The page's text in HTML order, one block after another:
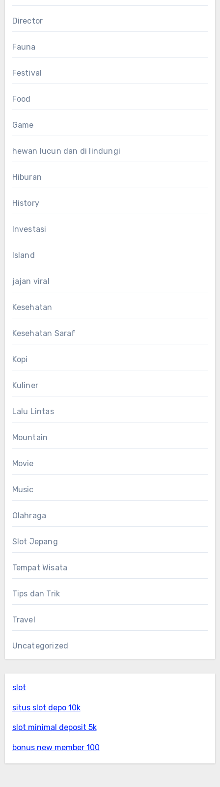
Director
Fauna
Festival
Food
Game
hewan lucun dan di lindungi
Hiburan
History
Investasi
Island
jajan viral
Kesehatan
Kesehatan Saraf
Kopi
Kuliner
Lalu Lintas
Mountain
Movie
Music
Olahraga
Slot Jepang
Tempat Wisata
Tips dan Trik
Travel
Uncategorized
slot
situs slot depo 10k
slot minimal deposit 5k
bonus new member 100